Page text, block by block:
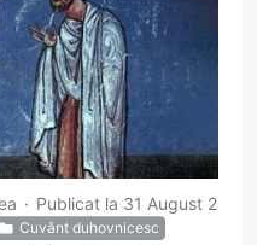
Publicat la 31 August 2
Cuvânt duhovnicesc